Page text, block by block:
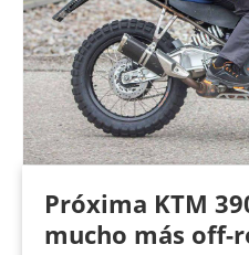
Próxima KTM
mucho más off-